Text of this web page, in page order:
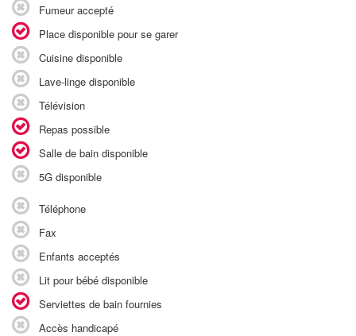
Fumeur accepté
Place disponible pour se garer
Cuisine disponible
Lave-linge disponible
Télévision
Repas possible
Salle de bain disponible
5G disponible
Téléphone
Fax
Enfants acceptés
Lit pour bébé disponible
Serviettes de bain fournies
Accès handicapé